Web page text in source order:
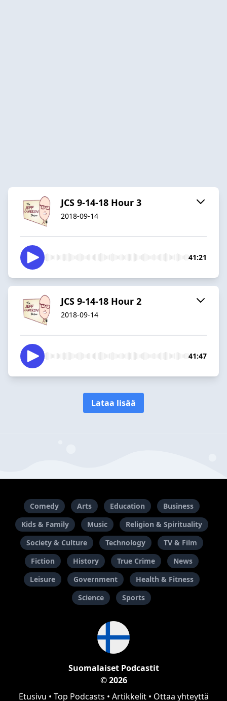
JCS 9-14-18 Hour 3
2018-09-14
41:21
JCS 9-14-18 Hour 2
2018-09-14
41:47
Lataa lisää
Comedy Arts Education
Business
Kids & Family
Music
Religion & Spirituality
Society & Culture
Technology
TV & Film
Fiction
History True Crime
News
Leisure
Government
Health & Fitness
Science
Sports
Suomalaiset Podcastit
© 2026
Etusivu • Top Podcasts • Artikkelit• Ottaa yhteyttä